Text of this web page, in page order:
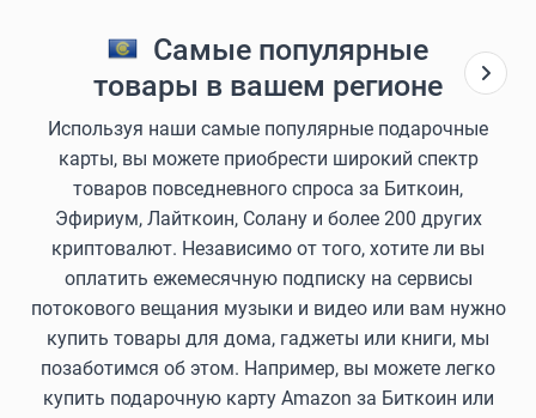
Самые популярные
товары в вашем регионе
Используя наши самые популярные подарочные
карты, вы можете приобрести широкий спектр
товаров повседневного спроса за Биткоин,
Эфириум, Лайткоин, Солану и более 200 других
криптовалют. Независимо от того, хотите ли вы
оплатить ежемесячную подписку на сервисы
потокового вещания музыки и видео или вам нужно
купить товары для дома, гаджеты или книги, мы
позаботимся об этом. Например, вы можете легко
купить подарочную карту Amazon за Биткоин или